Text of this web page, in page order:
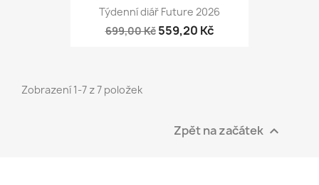
Týdenní diář Future 2026
699,00 Kč 559,20 Kč
Zobrazení 1-7 z 7 položek
Zpět na začátek 